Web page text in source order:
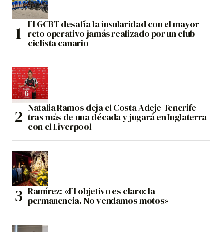
El GCBT desafía la insularidad con el mayor
reto operativo jamás realizado por un club
ciclista canario
Natalia Ramos deja el Costa Adeje Tenerife
tras más de una década y jugará en Inglaterra
con el Liverpool
Ramírez: «El objetivo es claro: la
permanencia. No vendamos motos»